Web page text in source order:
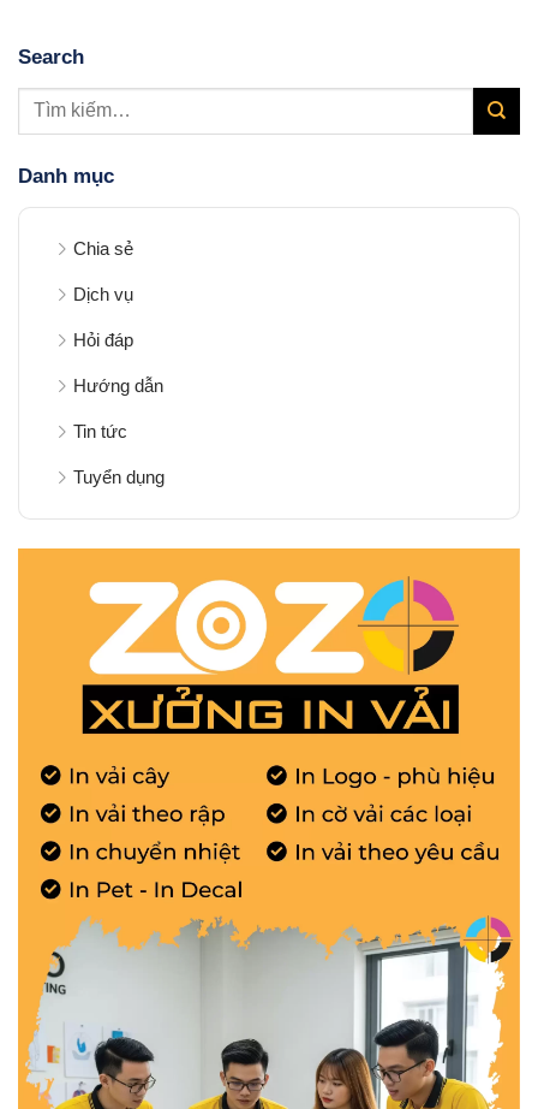
Search
Danh mục
Chia sẻ
Dịch vụ
Hỏi đáp
Hướng dẫn
Tin tức
Tuyển dụng